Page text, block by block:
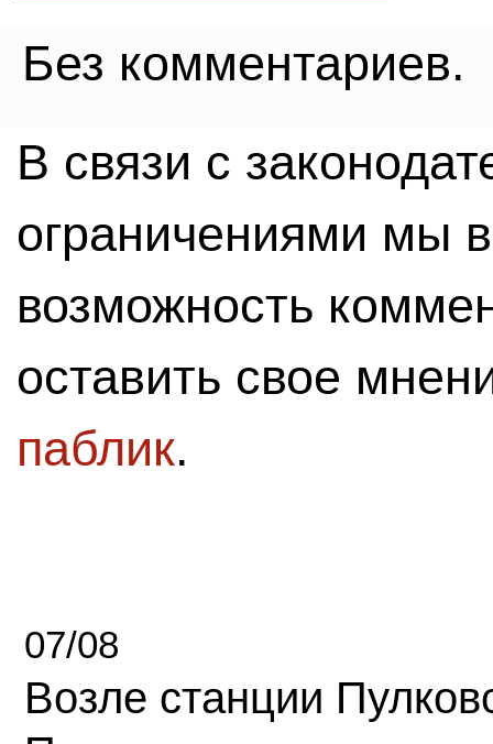
Без комментариев.
В связи с
ограничениями мы
возможность
оставить свое
паблик.
07/08
Возле станции